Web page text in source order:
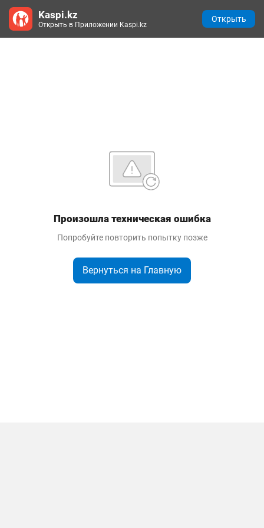
Произошла техническая ошибка
Попробуйте повторить попытку позже
Вернуться на Главную
Kaspi.kz
Открыть в Приложении Kaspi.kz
Открыть